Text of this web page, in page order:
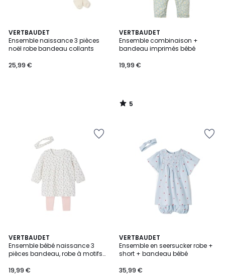
VERTBAUDET
Ensemble naissance 3 pièces
noël robe bandeau collants
25,99 €
VERTBAUDET
Ensemble combinaison +
bandeau imprimés bébé
19,99 €
5
/
5
5
/
VERTBAUDET
Ensemble bébé naissance 3
pièces bandeau, robe à motifs
19,99 €
VERTBAUDET
Ensemble en seersucker robe +
short + bandeau bébé
35,99 €